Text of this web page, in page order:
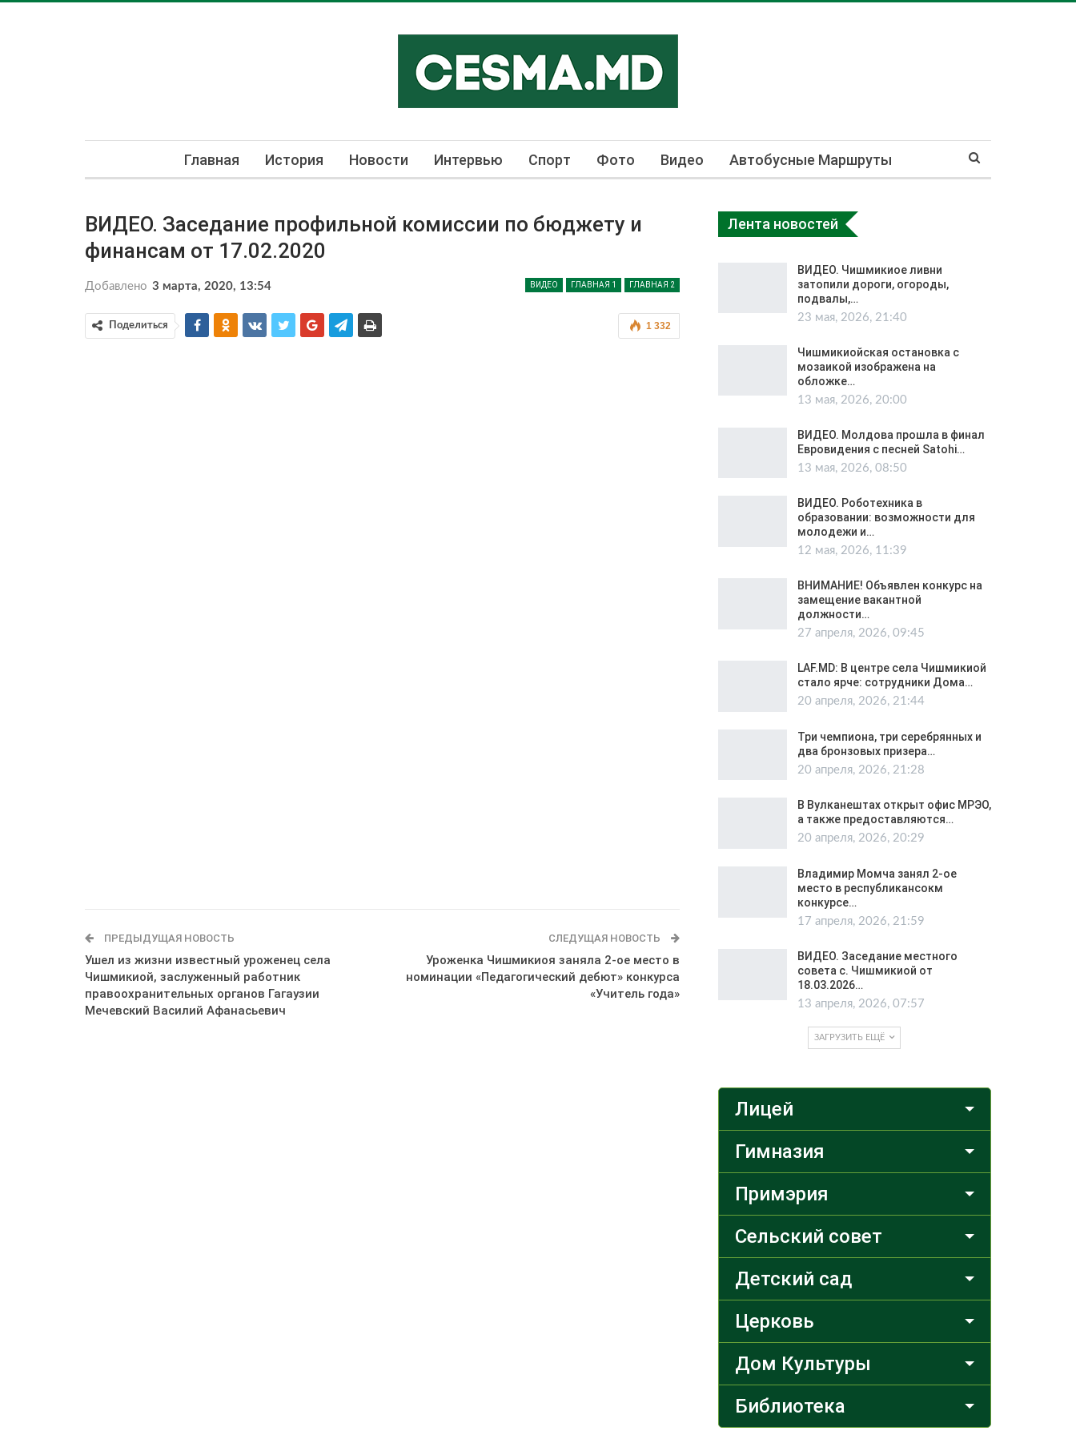
Главная История Новости Интервью Спорт Фото Видео Автобусные Маршруты
ВИДЕО. Заседание профильной комиссии по бюджету и
финансам от 17.02.2020
ВИДЕО ГЛАВНАЯ 1 ГЛАВНАЯ 2
Добавлено 3 марта, 2020, 13:54
1 332
Поделиться
ПРЕДЫДУЩАЯ НОВОСТЬ
Ушел из жизни известный уроженец села
Чишмикиой, заслуженный работник
правоохранительных органов Гагаузии
Мечевский Василий Афанасьевич
СЛЕДУЩАЯ НОВОСТЬ
Уроженка Чишмикиоя заняла 2-ое место в
номинации «Педагогический дебют» конкурса
«Учитель года»
Лента новостей
ВИДЕО. Чишмикиое ливни
затопили дороги, огороды,
подвалы,…
23 мая, 2026, 21:40
Чишмикиойская остановка с
мозаикой изображена на
обложке…
13 мая, 2026, 20:00
ВИДЕО. Молдова прошла в финал
Евровидения с песней Satohi…
13 мая, 2026, 08:50
ВИДЕО. Роботехника в
образовании: возможности для
молодежи и…
12 мая, 2026, 11:39
ВНИМАНИЕ! Объявлен конкурс на
замещение вакантной
должности…
27 апреля, 2026, 09:45
LAF.MD: В центре села Чишмикиой
стало ярче: сотрудники Дома…
20 апреля, 2026, 21:44
Три чемпиона, три серебрянных и
два бронзовых призера…
20 апреля, 2026, 21:28
В Вулканештах открыт офис МРЭО,
а также предоставляются…
20 апреля, 2026, 20:29
Владимир Момча занял 2-ое
место в республикансокм
конкурсе…
17 апреля, 2026, 21:59
ВИДЕО. Заседание местного
совета с. Чишмикиой от
18.03.2026…
13 апреля, 2026, 07:57
ЗАГРУЗИТЬ ЕЩЁ
Лицей
Гимназия
Примэрия
Сельский совет
Детский сад
Церковь
Дом Культуры
Библиотека